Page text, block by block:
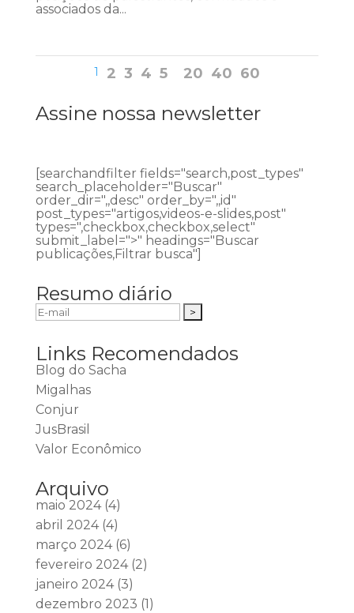
associados da...
1 2 3 4 5 20 40 60
Assine nossa newsletter
[searchandfilter fields="search,post_types"
search_placeholder="Buscar"
order_dir=",,desc" order_by=",,id"
post_types="artigos,videos-e-slides,post"
types=",checkbox,checkbox,select"
submit_label=">" headings="Buscar
publicações,Filtrar busca"]
Resumo diário
Links Recomendados
Blog do Sacha
Migalhas
Conjur
JusBrasil
Valor Econômico
Arquivo
maio 2024(4)
abril 2024(4)
março 2024(6)
fevereiro 2024(2)
janeiro 2024(3)
dezembro 2023 (1)